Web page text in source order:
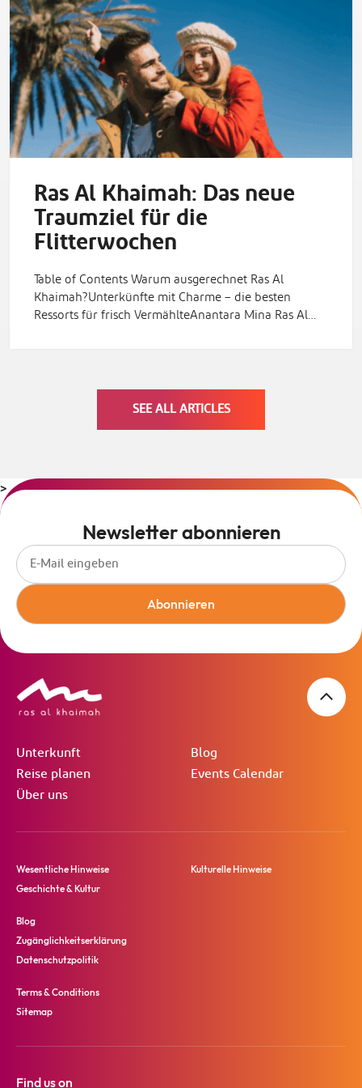
Ras Al Khaimah: Das neue
Traumziel für die
Flitterwochen
Table of Contents Warum ausgerechnet Ras Al
Khaimah?Unterkünfte mit Charme – die besten
Ressorts für frisch VermählteAnantara Mina Ras Al…
SEE ALL ARTICLES
>
Newsletter abonnieren
Abonnieren
Unterkunft
Reise planen
Über uns
Blog
Events Calendar
Wesentliche Hinweise
Geschichte & Kultur
Kulturelle Hinweise
Blog
Zugänglichkeitserklärung
Datenschutzpolitik
Terms & Conditions
Sitemap
Find us on